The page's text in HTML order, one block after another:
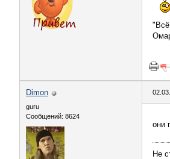
Dimon
guru
Сообщений: 8624
они
Не